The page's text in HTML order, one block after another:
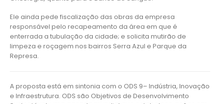
Ele ainda pede fiscalização das obras da empresa
responsável pelo recapeamento da área em que é
enterrada a tubulação da cidade; e solicita mutirão de
limpeza e roçagem nos bairros Serra Azul e Parque da
Represa.
A proposta está em sintonia com o ODS 9– Indústria, Inovação
e Infraestrutura. ODS são Objetivos de Desenvolvimento